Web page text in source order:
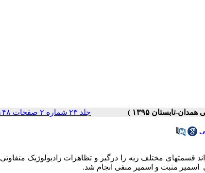
جلد ۲۳ شماره ۲ صفحات ۱۴۸-۱۴۱
قسمتهای مختلف ریه را درگیر و تظاهرات رادیولوژیک متفاوتی
اسمیر مثبت و اسمیر منفی انجام شد.